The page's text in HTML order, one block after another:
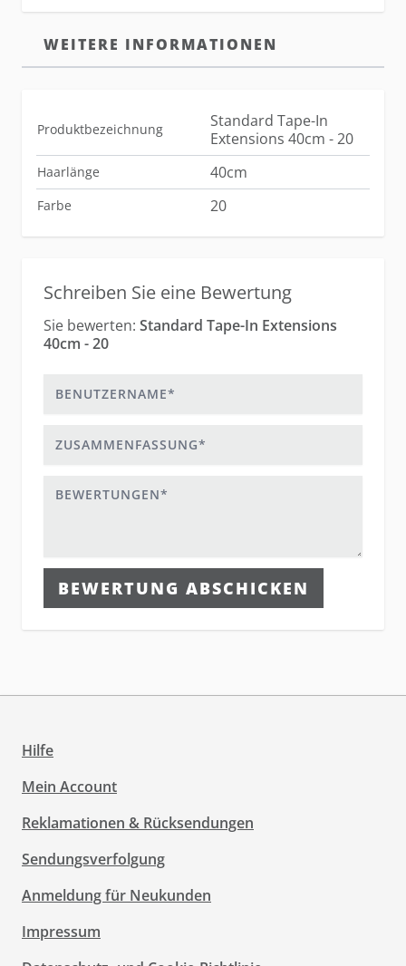
WEITERE INFORMATIONEN
Produktbezeichnung
Standard Tape-In
Extensions 40cm - 20
Haarlänge 40cm
Farbe 20
Schreiben Sie eine Bewertung
Sie bewerten: Standard Tape-In Extensions
40cm - 20
BEWERTUNG ABSCHICKEN
Hilfe
Mein Account
Reklamationen & Rücksendungen
Sendungsverfolgung
Anmeldung für Neukunden
Impressum